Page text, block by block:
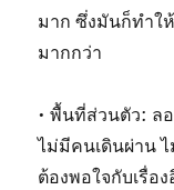
มาก ซึ่งมันก็ทำใ
มากกว่า
• พื้นที่ส่วนตัว: ล
ไม่มีคนเดินผ่าน
ต้องพอใจกับเรื่อ